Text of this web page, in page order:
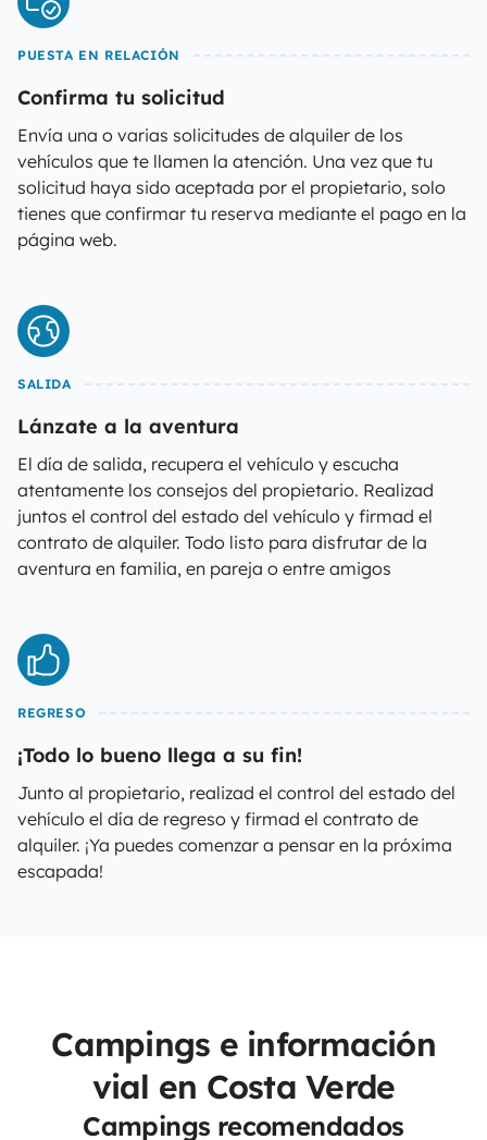
PUESTA EN RELACIÓN
Confirma tu solicitud
Envía una o varias solicitudes de alquiler de los
vehículos que te llamen la atención. Una vez que tu
solicitud haya sido aceptada por el propietario, solo
tienes que confirmar tu reserva mediante el pago en la
página web.
SALIDA
Lánzate a la aventura
El día de salida, recupera el vehículo y escucha
atentamente los consejos del propietario. Realizad
juntos el control del estado del vehículo y firmad el
contrato de alquiler. Todo listo para disfrutar de la
aventura en familia, en pareja o entre amigos
REGRESO
¡Todo lo bueno llega a su fin!
Junto al propietario, realizad el control del estado del
vehículo el día de regreso y firmad el contrato de
alquiler. ¡Ya puedes comenzar a pensar en la próxima
escapada!
Campings e información
vial en Costa Verde
Campings recomendados